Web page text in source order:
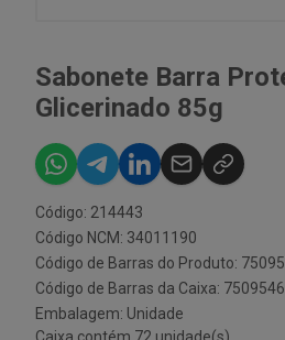
Sabonete Barra
Glicerinado 85g
Código: 214443
Código NCM: 34011190
Código de Barras do Produto:
Código de Barras da Caixa:
Embalagem: Unidade